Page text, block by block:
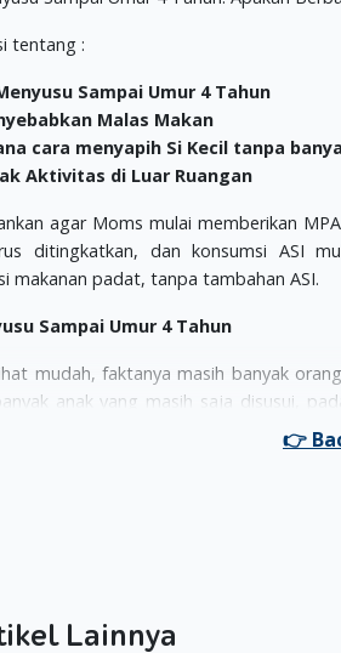
tentang :
Sampai Umur 4 Tahun
Malas Makan
cara menyapih Si Kecil tanpa
Aktivitas di Luar Ruangan
agar Moms mulai memberikan
ditingkatkan, dan konsumsi ASI
makanan padat, tanpa tambahan ASI.
Sampai Umur 4 Tahun
mudah, faktanya masih banyak
anak yang masih saja disusui,
ASI berpotensi mendukung terjadinya
Lainnya